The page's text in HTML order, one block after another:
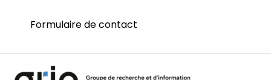
Formulaire de contact